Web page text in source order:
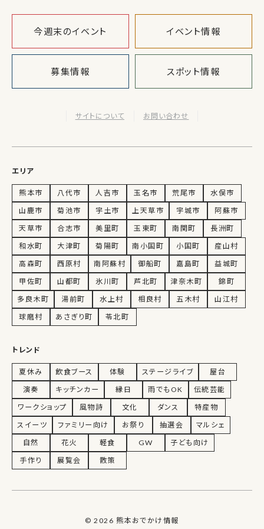
今週末のイベント イベント情報
募集情報 スポット情報
サイトについて お問い合わせ
エリア
熊本市 八代市 人吉市 玉名市 荒尾市
水俣市
山鹿市
菊池市 宇土市 上天草市 宇城市
阿蘇市
天草市
合志市 美里町 玉東町 南関町
長洲町
和水町
大津町 菊陽町 南小国町 小国町
産山村
高森町
西原村 南阿蘇村 御船町 嘉島町
益城町
甲佐町
山都町 氷川町 芦北町 津奈木町
錦町
多良木町
湯前町 水上村 相良村 五木村
山江村
球磨村
あさぎり町 苓北町
トレンド
夏休み 飲食ブース 体験 ステージライブ
屋台
演奏
キッチンカー 縁日 雨でもOK
伝統芸能
ワークショップ
風物詩 文化 ダンス
特産物
スイーツ
ファミリー向け お祭り 抽選会
マルシェ
自然
花火 軽食 GW
子ども向け
手作り
展覧会 散策
© 2026 熊本おでかけ情報